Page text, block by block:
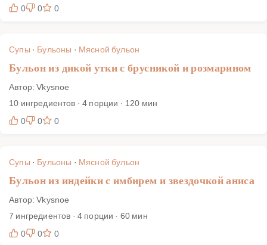
0
0 0
Супы · Бульоны · Мясной бульон
Бульон из дикой утки с брусникой и розмарином
Автор: Vkysnoe
10 ингредиентов · 4 порции · 120 мин
0
0 0
Супы · Бульоны · Мясной бульон
Бульон из индейки с имбирем и звездочкой аниса
Автор: Vkysnoe
7 ингредиентов · 4 порции · 60 мин
0
0 0